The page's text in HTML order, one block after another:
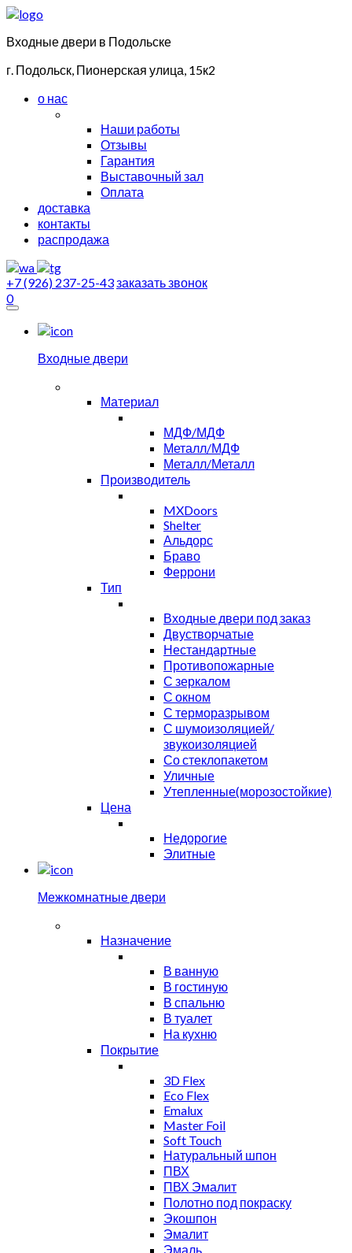
Входные двери в Подольске
г. Подольск, Пионерская улица, 15к2
о нас
Наши работы
Отзывы
Гарантия
Выставочный зал
Оплата
доставка
контакты
распродажа
+7 (926) 237-25-43заказать звонок
0
Входные двери
Материал
МДФ/МДФ
Металл/МДФ
Металл/Металл
Производитель
MXDoors
Shelter
Альдорс
Браво
Феррони
Тип
Входные двери под заказ
Двустворчатые
Нестандартные
Противопожарные
С зеркалом
С окном
С терморазрывом
С шумоизоляцией/
звукоизоляцией
Со стеклопакетом
Уличные
Утепленные(морозостойкие)
Цена
Недорогие
Элитные
Межкомнатные двери
Назначение
В ванную
В гостиную
В спальню
В туалет
На кухню
Покрытие
3D Flex
Eco Flex
Emalux
Master Foil
Soft Touch
Натуральный шпон
ПВХ
ПВХ Эмалит
Полотно под покраску
Экошпон
Эмалит
Эмаль